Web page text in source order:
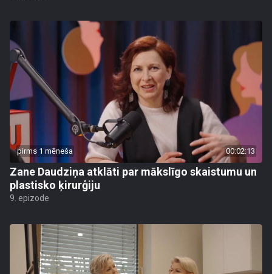
pirms 1 mēneša 00:02:13
Zane Daudziņa atklāti par mākslīgo skaistumu un
plastisko ķirurģiju
9. epizode